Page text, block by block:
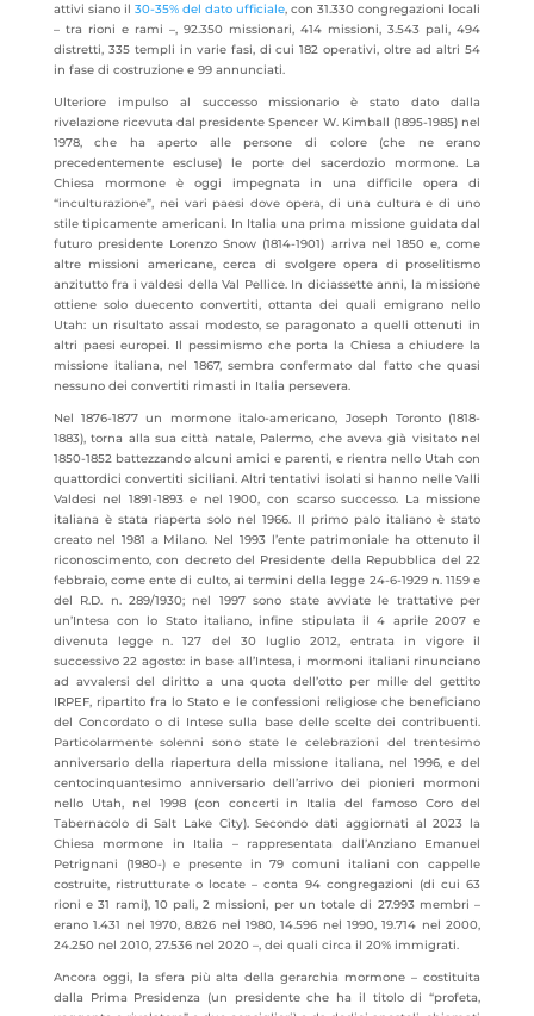
attivi siano il 30-35% del dato ufficiale, con 31.330 congregazioni locali
– tra rioni e rami –, 92.350 missionari, 414 missioni, 3.543 pali, 494
distretti, 335 templi in varie fasi, di cui 182 operativi, oltre ad altri 54
in fase di costruzione e 99 annunciati.
Ulteriore impulso al successo missionario è stato dato dalla
rivelazione ricevuta dal presidente Spencer W. Kimball (1895-1985) nel
1978, che ha aperto alle persone di colore (che ne erano
precedentemente escluse) le porte del sacerdozio mormone. La
Chiesa mormone è oggi impegnata in una difficile opera di
“inculturazione”, nei vari paesi dove opera, di una cultura e di uno
stile tipicamente americani. In Italia una prima missione guidata dal
futuro presidente Lorenzo Snow (1814-1901) arriva nel 1850 e, come
altre missioni americane, cerca di svolgere opera di proselitismo
anzitutto fra i valdesi della Val Pellice. In diciassette anni, la missione
ottiene solo duecento convertiti, ottanta dei quali emigrano nello
Utah: un risultato assai modesto, se paragonato a quelli ottenuti in
altri paesi europei. Il pessimismo che porta la Chiesa a chiudere la
missione italiana, nel 1867, sembra confermato dal fatto che quasi
nessuno dei convertiti rimasti in Italia persevera.
Nel 1876-1877 un mormone italo-americano, Joseph Toronto (1818-
1883), torna alla sua città natale, Palermo, che aveva già visitato nel
1850-1852 battezzando alcuni amici e parenti, e rientra nello Utah con
quattordici convertiti siciliani. Altri tentativi isolati si hanno nelle Valli
Valdesi nel 1891-1893 e nel 1900, con scarso successo. La missione
italiana è stata riaperta solo nel 1966. Il primo palo italiano è stato
creato nel 1981 a Milano. Nel 1993 l’ente patrimoniale ha ottenuto il
riconoscimento, con decreto del Presidente della Repubblica del 22
febbraio, come ente di culto, ai termini della legge 24-6-1929 n. 1159 e
del R.D. n. 289/1930; nel 1997 sono state avviate le trattative per
un’Intesa con lo Stato italiano, infine stipulata il 4 aprile 2007 e
divenuta legge n. 127 del 30 luglio 2012, entrata in vigore il
successivo 22 agosto: in base all’Intesa, i mormoni italiani rinunciano
ad avvalersi del diritto a una quota dell’otto per mille del gettito
IRPEF, ripartito fra lo Stato e le confessioni religiose che beneficiano
del Concordato o di Intese sulla base delle scelte dei contribuenti.
Particolarmente solenni sono state le celebrazioni del trentesimo
anniversario della riapertura della missione italiana, nel 1996, e del
centocinquantesimo anniversario dell’arrivo dei pionieri mormoni
nello Utah, nel 1998 (con concerti in Italia del famoso Coro del
Tabernacolo di Salt Lake City). Secondo dati aggiornati al 2023 la
Chiesa mormone in Italia – rappresentata dall’Anziano Emanuel
Petrignani (1980-) e presente in 79 comuni italiani con cappelle
costruite, ristrutturate o locate – conta 94 congregazioni (di cui 63
rioni e 31 rami), 10 pali, 2 missioni, per un totale di 27.993 membri –
erano 1.431 nel 1970, 8.826 nel 1980, 14.596 nel 1990, 19.714 nel 2000,
24.250 nel 2010, 27.536 nel 2020 –, dei quali circa il 20% immigrati.
Ancora oggi, la sfera più alta della gerarchia mormone – costituita
dalla Prima Presidenza (un presidente che ha il titolo di “profeta,